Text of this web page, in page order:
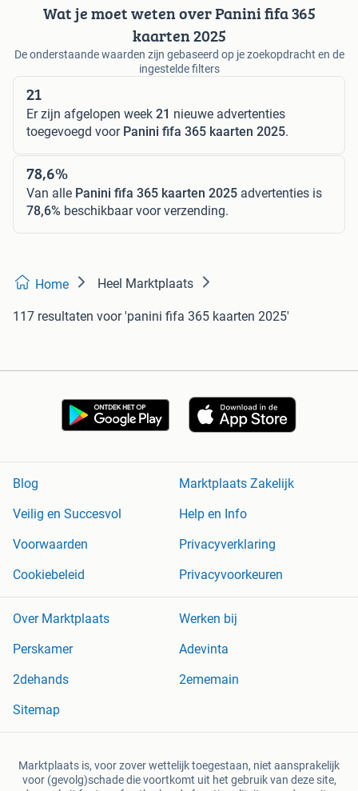
Wat je moet weten over Panini fifa 365
kaarten 2025
De onderstaande waarden zijn gebaseerd op je zoekopdracht en de
ingestelde filters
21
Er zijn afgelopen week 21 nieuwe advertenties
toegevoegd voor Panini fifa 365 kaarten 2025.
78,6%
Van alle Panini fifa 365 kaarten 2025 advertenties is
78,6% beschikbaar voor verzending.
Home Heel Marktplaats
117 resultaten voor 'panini fifa 365 kaarten 2025'
Blog
Marktplaats Zakelijk
Veilig en Succesvol
Help en Info
Voorwaarden
Privacyverklaring
Cookiebeleid
Privacyvoorkeuren
Over Marktplaats
Werken bij
Perskamer
Adevinta
2dehands
2ememain
Sitemap
Marktplaats is, voor zover wettelijk toegestaan, niet aansprakelijk
voor (gevolg)schade die voortkomt uit het gebruik van deze site,